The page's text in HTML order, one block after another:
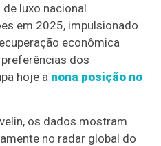
luxo nacional
em 2025, impulsionado
econômica
dos
hoje a nona posição no
os dados mostram
no radar global do